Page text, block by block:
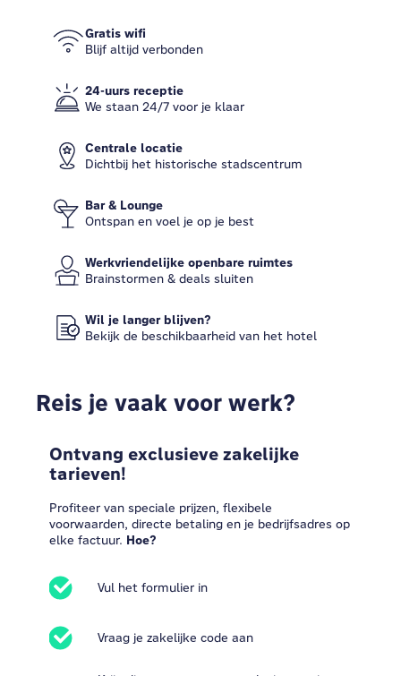
Gratis wifi
Blijf altijd verbonden
24-uurs receptie
We staan ​​24/7 voor je klaar
Centrale locatie
Dichtbij het historische stadscentrum
Bar & Lounge
Ontspan en voel je op je best
Werkvriendelijke openbare ruimtes
Brainstormen & deals sluiten
Wil je langer blijven?
Bekijk de beschikbaarheid van het hotel
Reis je vaak voor werk?
Ontvang exclusieve zakelijke
tarieven!
Profiteer van speciale prijzen, flexibele
voorwaarden, directe betaling en je bedrijfsadres op
elke factuur. Hoe?
Vul het formulier in
Vraag je zakelijke code aan